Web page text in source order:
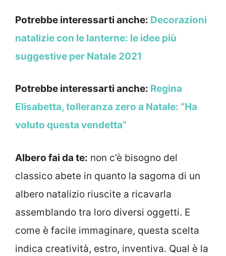
Potrebbe interessarti anche: Decorazioni
natalizie con le lanterne: le idee più
suggestive per Natale 2021
Potrebbe interessarti anche: Regina
Elisabetta, tolleranza zero a Natale: “Ha
voluto questa vendetta”
Albero fai da te: non c’è bisogno del
classico abete in quanto la sagoma di un
albero natalizio riuscite a ricavarla
assemblando tra loro diversi oggetti. E
come è facile immaginare, questa scelta
indica creatività, estro, inventiva. Qual è la